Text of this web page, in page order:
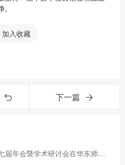
加入收藏
下一篇
全国大学语文研究会第十七届年会暨学术研讨会在华东师范大学举行